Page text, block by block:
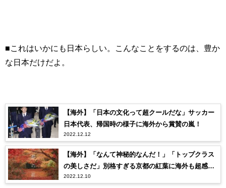
■これはいかにも日本らしい。こんなことをするのは、豊か
な日本だけだよ。
【海外】「日本の文化って超クールだな」サッカー
日本代表、帰国時の様子に海外から賞賛の嵐！
2022.12.12
【海外】「なんて神秘的なんだ！」「トップクラス
の美しさだ」別格すぎる京都の紅葉に海外も超感
動！
2022.12.10